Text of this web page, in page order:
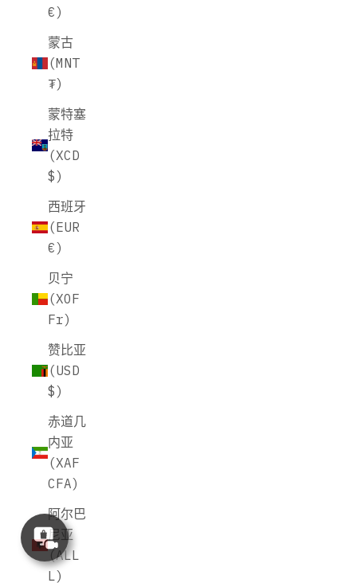
€)
蒙古
(MNT
₮)
蒙特塞
拉特
(XCD
$)
西班牙
(EUR
€)
贝宁
(XOF
Fr)
赞比亚
(USD
$)
赤道几
内亚
(XAF
CFA)
阿尔巴
尼亚
(ALL
L)